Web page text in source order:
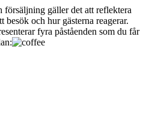
gäller det att reflektera
och hur gästerna reagerar.
fyra påståenden som du får